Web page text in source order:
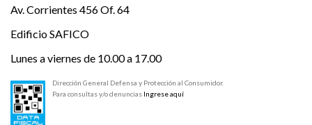
Av. Corrientes 456 Of. 64
Edificio SAFICO
Lunes a viernes de 10.00 a 17.00
Dirección General Defensa y Protección al Consumidor.
Para consultas y/o denuncias Ingrese aquí